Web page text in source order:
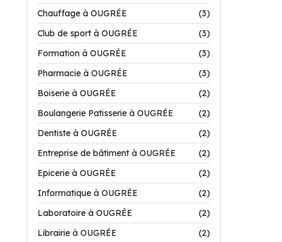
Chauffage à OUGRÉE
(3)
Club de sport à OUGRÉE
(3)
Formation à OUGRÉE
(3)
Pharmacie à OUGRÉE
(3)
Boiserie à OUGRÉE
(2)
Boulangerie Patisserie à OUGRÉE
(2)
Dentiste à OUGRÉE
(2)
Entreprise de bâtiment à OUGRÉE
(2)
Epicerie à OUGRÉE
(2)
Informatique à OUGRÉE
(2)
Laboratoire à OUGRÉE
(2)
Librairie à OUGRÉE
(2)